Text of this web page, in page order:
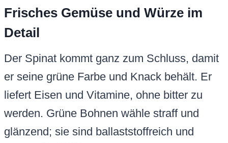
Frisches Gemüse und Würze im
Detail
Der Spinat kommt ganz zum Schluss, damit
er seine grüne Farbe und Knack behält. Er
liefert Eisen und Vitamine, ohne bitter zu
werden. Grüne Bohnen wähle straff und
glänzend; sie sind ballaststoffreich und